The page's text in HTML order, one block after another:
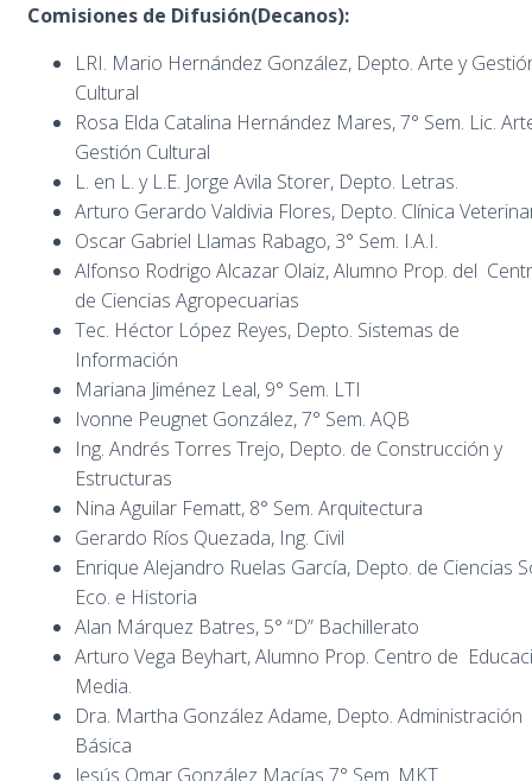
Comisiones de Difusión(Decanos):
LRI. Mario Hernández González, Depto. Arte y
Cultural
Rosa Elda Catalina Hernández Mares, 7° Sem. Lic.
Gestión Cultural
L. en L. y L.E. Jorge Avila Storer, Depto. Letras.
Arturo Gerardo Valdivia Flores, Depto. Clínica
Oscar Gabriel Llamas Rabago, 3° Sem. I.A.I.
Alfonso Rodrigo Alcazar Olaiz, Alumno Prop. del
de Ciencias Agropecuarias
Tec. Héctor López Reyes, Depto. Sistemas de
Información
Mariana Jiménez Leal, 9° Sem. LTI
Ivonne Peugnet González, 7° Sem. AQB
Ing. Andrés Torres Trejo, Depto. de Construcción y
Estructuras
Nina Aguilar Fematt, 8° Sem. Arquitectura
Gerardo Ríos Quezada, Ing. Civil
Enrique Alejandro Ruelas García, Depto. de Ciencias
Eco. e Historia
Alan Márquez Batres, 5° “D” Bachillerato
Arturo Vega Beyhart, Alumno Prop. Centro de
Media.
Dra. Martha González Adame, Depto. Administración
Básica
Jesús Omar González Macías 7° Sem. MKT